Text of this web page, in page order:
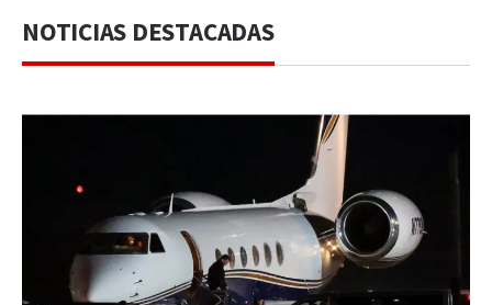
NOTICIAS DESTACADAS